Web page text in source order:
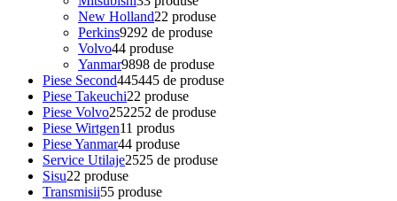
New Holland22 produse
Perkins9292 de produse
Volvo44 produse
Yanmar9898 de produse
Piese Second445445 de produse
Piese Takeuchi22 produse
Piese Volvo252252 de produse
Piese Wirtgen11 produs
Piese Yanmar44 produse
Service Utilaje2525 de produse
Sisu22 produse
Transmisii55 produse